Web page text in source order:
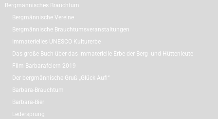
Bergmännisches Brauchtum
Bergmännische Vereine
Bergmännische Brauchtumsveranstaltungen
Immaterielles UNESCO Kulturerbe
Das große Buch über das immaterielle Erbe der Berg- und Hüttenleute
Film Barbarafeiern 2019
Der bergmännische Gruß „Glück Auf!“
Barbara-Brauchtum
Barbara-Bier
Ledersprung